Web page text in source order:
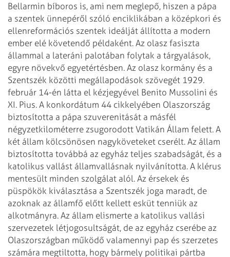
Bellarmin bíboros is, ami nem meglepő, hiszen a pápa
a szentek ünnepéről szóló enciklikában a középkori és
ellenreformációs szentek ideálját állította a modern
ember elé követendő példaként. Az olasz fasiszta
állammal a lateráni palotában folytak a tárgyalások,
egyre növekvő egyetértésben. Az olasz kormány és a
Szentszék közötti megállapodások szövegét 1929.
február 14-én látta el kézjegyével Benito Mussolini és
XI. Pius. A konkordátum 44 cikkelyében Olaszország
biztosította a pápa szuverenitását a másfél
négyzetkilométerre zsugorodott Vatikán Állam felett. A
két állam kölcsönösen nagyköveteket cserélt. Az állam
biztosította továbbá az egyház teljes szabadságát, és a
katolikus vallást államvallásnak nyilvánította. A klérus
mentesült minden szolgálat alól. Az érsekek és
püspökök kiválasztása a Szentszék joga maradt, de
azoknak az államfő előtt kellett esküt tenniük az
alkotmányra. Az állam elismerte a katolikus vallási
szervezetek létjogosultságát, de az egyház cserébe az
Olaszországban működő valamennyi pap és szerzetes
számára megtiltotta, hogy bármely politikai pártba